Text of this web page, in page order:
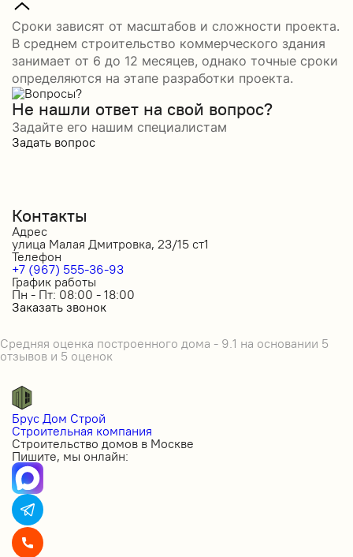
Сроки зависят от масштабов и сложности проекта.
В среднем строительство коммерческого здания
занимает от 6 до 12 месяцев, однако точные сроки
определяются на этапе разработки проекта.
Не нашли ответ на свой вопрос?
Задайте его нашим специалистам
Задать вопрос
Контакты
Адрес
улица Малая Дмитровка, 23/15 ст1
Телефон
+7 (967) 555-36-93
График работы
Пн - Пт: 08:00 - 18:00
Заказать звонок
Средняя оценка построенного дома - 9.1 на основании 5
отзывов и 5 оценок
Брус Дом Строй
Строительная компания
Строительство домов в Москве
Пишите, мы онлайн: